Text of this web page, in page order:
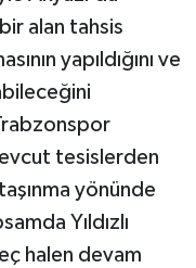
alan tahsis
yapıldığını ve
tesislerden
yönünde
Yıldızlı
halen devam